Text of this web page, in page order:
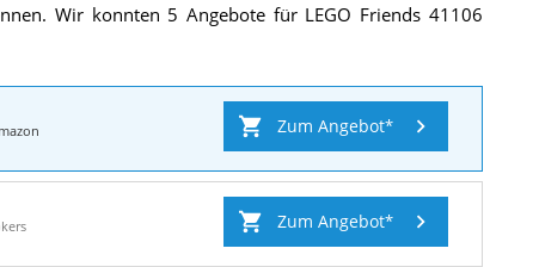
Wir konnten 5 Angebote für LEGO Friends 41106
Zum Angebot
Zum Angebot